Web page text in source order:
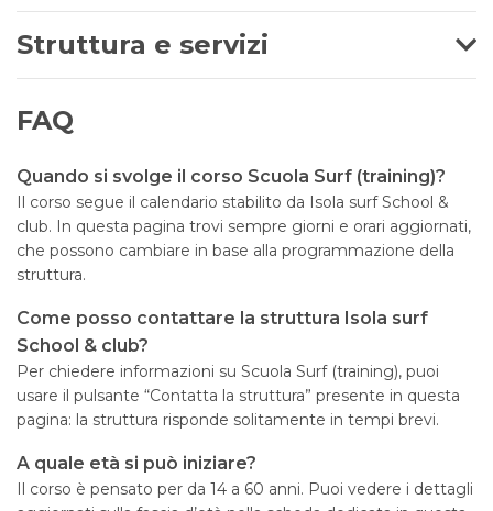
Struttura e servizi
FAQ
Quando si svolge il corso Scuola Surf (training)?
Il corso segue il calendario stabilito da Isola surf School &
club. In questa pagina trovi sempre giorni e orari aggiornati,
che possono cambiare in base alla programmazione della
struttura.
Come posso contattare la struttura Isola surf
School & club?
Per chiedere informazioni su Scuola Surf (training), puoi
usare il pulsante “Contatta la struttura” presente in questa
pagina: la struttura risponde solitamente in tempi brevi.
A quale età si può iniziare?
Il corso è pensato per da 14 a 60 anni. Puoi vedere i dettagli